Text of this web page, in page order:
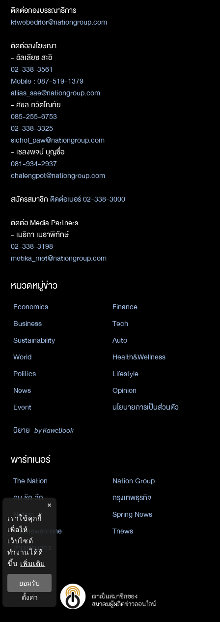
ติดต่อกองบรรณาธิการ
ktwebeditor@nationgroup.com
ติดต่อลงโฆษณา
- อัลเลียซ สะอิ
02-338-3561
Mobile : 087-519-1379
allias_sae@nationgroup.com
- ศิชล ภวัตโณทัย
085-255-6753
02-338-3325
sichol_paw@nationgroup.com
- เชลงพจน์ บุญซื่อ
081-934-2937
chalengpot@nationgroup.com
สมัครสมาชิกติดต่อเบอร์ 02-338-3000
ติดต่อ Media Partners
- เมธิกา เมธาพิทักษ์
02-338-3198
metika_met@nationgroup.com
หมวดหมู่ข่าว
Economics
Finance
Business
Tech
Sustainability
Auto
World
Health&Wellness
Politics
Lifestyle
News
Opinion
Event
นโยบายการเป็นส่วนตัว
นิยาย by KaweBook
พาร์ทเนอร์
The Nation
Nation Group
คม ชัด ลึก
กรุงเทพธุรกิจ
Nation
Spring News
Thainewsonline
Tnews
ฐานเศรษฐกิจ
×
เราใช้คุกกี้
เพื่อให้
เว็บไซต์
ทำงานได้ดี
ขึ้น เพิ่มเติม
ยอมรับ
ตั้งค่า